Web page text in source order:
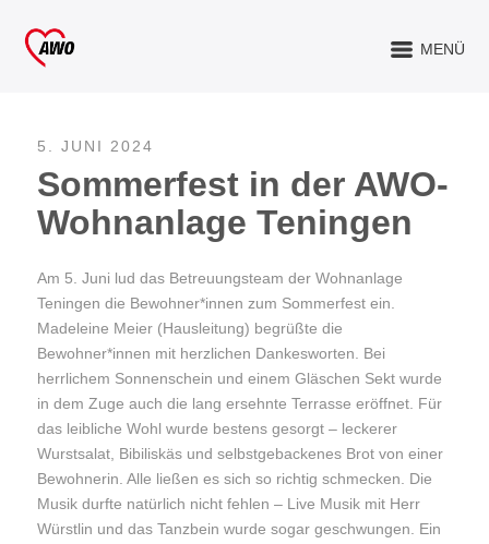
MENÜ
5. JUNI 2024
Sommerfest in der AWO-
Wohnanlage Teningen
Am 5. Juni lud das Betreuungsteam der Wohnanlage
Teningen die Bewohner*innen zum Sommerfest ein.
Madeleine Meier (Hausleitung) begrüßte die
Bewohner*innen mit herzlichen Dankesworten. Bei
herrlichem Sonnenschein und einem Gläschen Sekt wurde
in dem Zuge auch die lang ersehnte Terrasse eröffnet. Für
das leibliche Wohl wurde bestens gesorgt – leckerer
Wurstsalat, Bibiliskäs und selbstgebackenes Brot von einer
Bewohnerin. Alle ließen es sich so richtig schmecken. Die
Musik durfte natürlich nicht fehlen – Live Musik mit Herr
Würstlin und das Tanzbein wurde sogar geschwungen. Ein